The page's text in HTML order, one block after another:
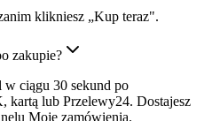
klikniesz „Kup teraz".
zakupie?
ciągu 30 sekund po
kartą lub Przelewy24. Dostajesz
Moje zamówienia.